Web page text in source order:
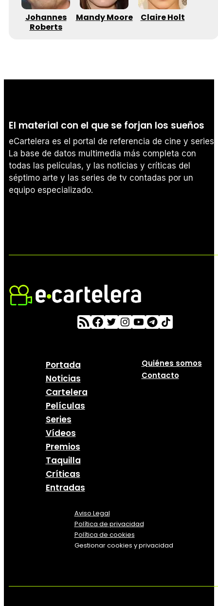
Johannes
Roberts
Mandy Moore Claire Holt
El material con el que se forjan los sueños
eCartelera es el portal de referencia de cine y series.
La base de datos multimedia más completa con
todas las películas, y las noticias y críticas del
séptimo arte y las series de tv contadas por un
equipo especializado.
Portada
Noticias
Cartelera
Películas
Series
Vídeos
Premios
Taquilla
Críticas
Entradas
Quiénes somos
Contacto
Aviso Legal
Política de privacidad
Política de cookies
Gestionar cookies y privacidad